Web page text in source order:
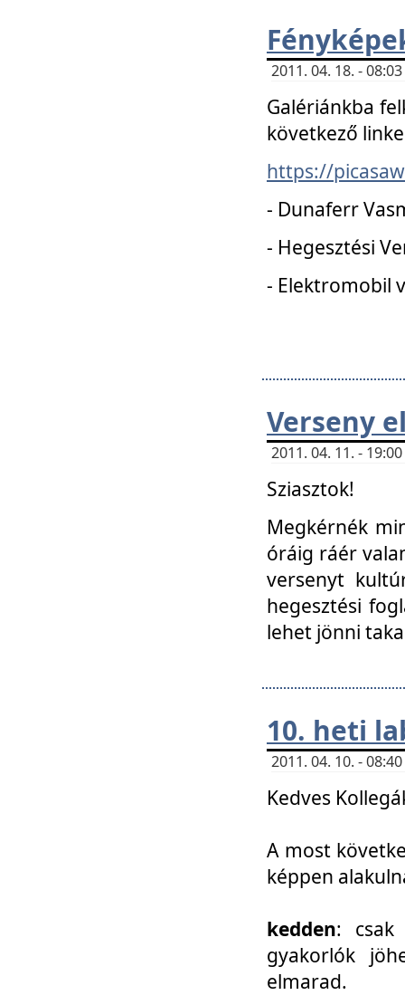
2011. 04. 18. -
Galériánkba
következő
https://
- Dunaferr
- Hegesztési
- Elektromobil
Verseny
2011. 04. 11. -
Sziasztok!
Megkérnék
óráig ráér
versenyt
hegesztési
lehet jönni
10. heti
2011. 04. 10. -
Kedves
A most
képpen
kedden: csak
gyakorlók
elmarad.